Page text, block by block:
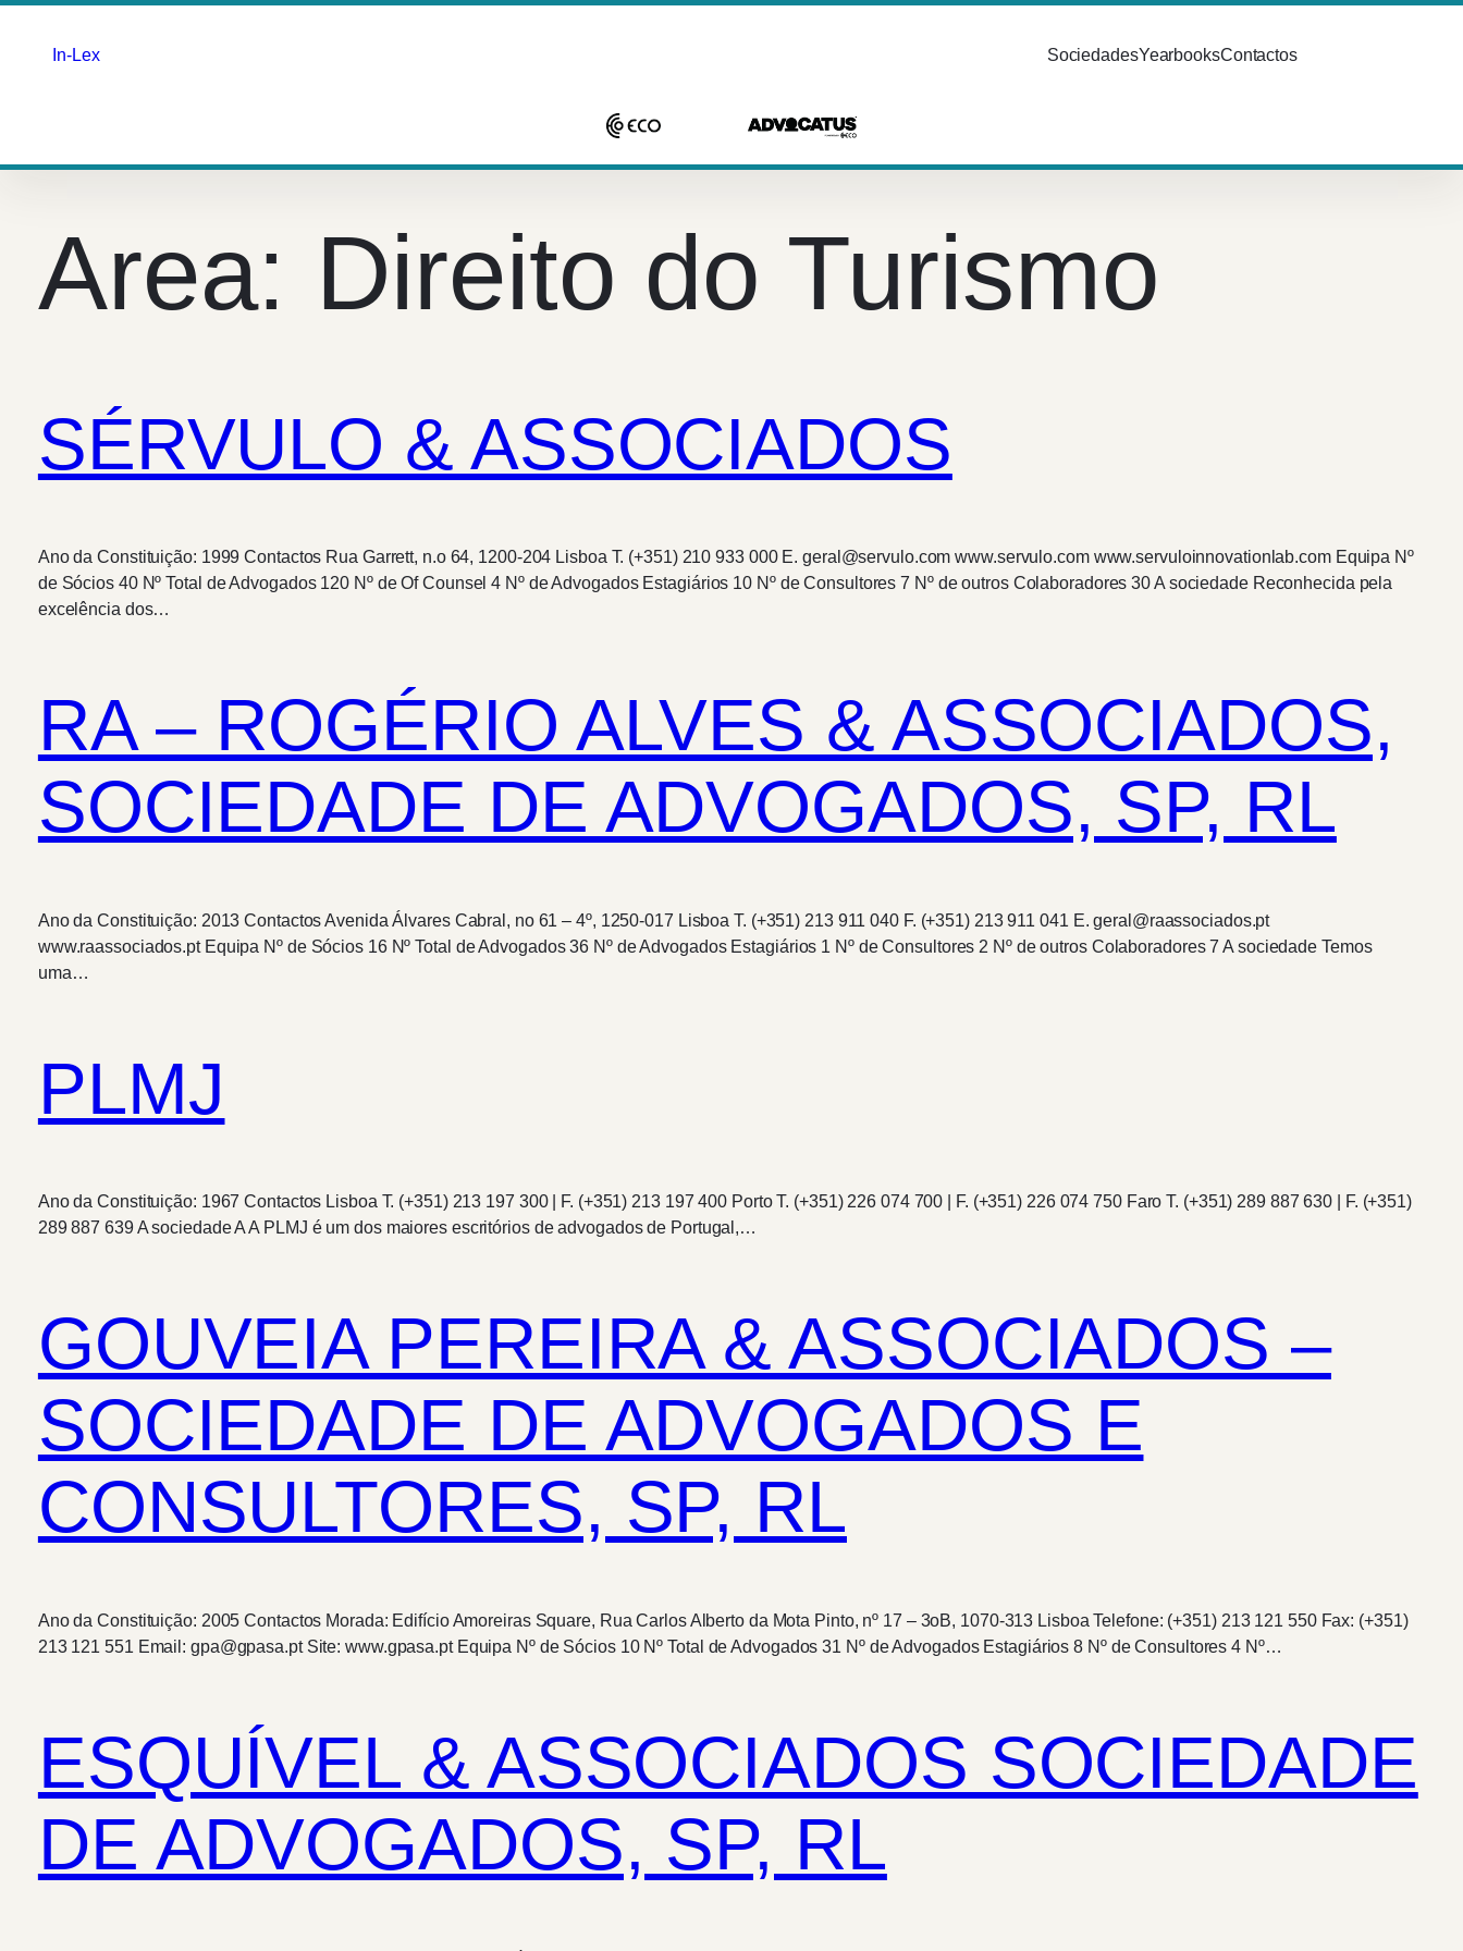
conteúdo
In-Lex SociedadesYearbooksContactos
Area: Direito do Turismo
SÉRVULO & ASSOCIADOS
Ano da Constituição: 1999 Contactos Rua Garrett, n.o 64, 1200-204 Lisboa T. (+351) 210 933 000 E. geral@servulo.com www.servulo.com www.servuloinnovationlab.com Equipa Nº
de Sócios 40 Nº Total de Advogados 120 Nº de Of Counsel 4 Nº de Advogados Estagiários 10 Nº de Consultores 7 Nº de outros Colaboradores 30 A sociedade Reconhecida pela
excelência dos…
RA – ROGÉRIO ALVES & ASSOCIADOS,
SOCIEDADE DE ADVOGADOS, SP, RL
Ano da Constituição: 2013 Contactos Avenida Álvares Cabral, no 61 – 4º, 1250-017 Lisboa T. (+351) 213 911 040 F. (+351) 213 911 041 E. geral@raassociados.pt
www.raassociados.pt Equipa Nº de Sócios 16 Nº Total de Advogados 36 Nº de Advogados Estagiários 1 Nº de Consultores 2 Nº de outros Colaboradores 7 A sociedade Temos
uma…
PLMJ
Ano da Constituição: 1967 Contactos Lisboa T. (+351) 213 197 300 | F. (+351) 213 197 400 Porto T. (+351) 226 074 700 | F. (+351) 226 074 750 Faro T. (+351) 289 887 630 | F. (+351)
289 887 639 A sociedade A A PLMJ é um dos maiores escritórios de advogados de Portugal,…
GOUVEIA PEREIRA & ASSOCIADOS –
SOCIEDADE DE ADVOGADOS E
CONSULTORES, SP, RL
Ano da Constituição: 2005 Contactos Morada: Edifício Amoreiras Square, Rua Carlos Alberto da Mota Pinto, nº 17 – 3oB, 1070-313 Lisboa Telefone: (+351) 213 121 550 Fax: (+351)
213 121 551 Email: gpa@gpasa.pt Site: www.gpasa.pt Equipa Nº de Sócios 10 Nº Total de Advogados 31 Nº de Advogados Estagiários 8 Nº de Consultores 4 Nº…
ESQUÍVEL & ASSOCIADOS SOCIEDADE
DE ADVOGADOS, SP, RL